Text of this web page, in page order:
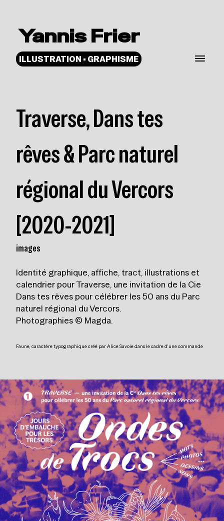
Yannis Frier
ILLUSTRATION • GRAPHISME
Traverse, Dans tes
rêves & Parc naturel
régional du Vercors
[2020-2021]
images
Identité graphique, affiche, tract, illustrations et
calendrier pourTraverse, une invitation de la Cie
Dans tes rêves pour célébrer les 50 ans du Parc
naturel régional du Vercors.
Photographies © Magda.
Faune , caractère typographique créé par Alice Savoie dans le cadre d'une commande